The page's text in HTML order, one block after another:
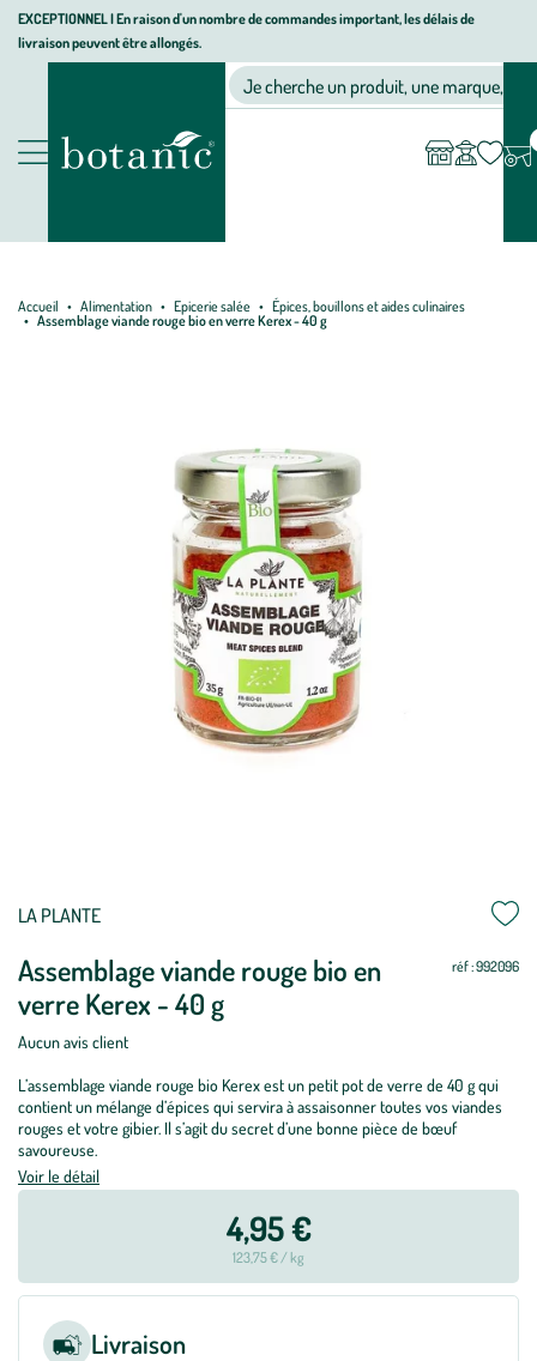
Aller
Aller
au
Aller
au
page
EXCEPTIONNEL I En raison d'un nombre de commandes important, les délais de
livraison peuvent être allongés.
Nos produits
Jardinerie écologique, animalerie, décoration, alimentation bio
Je cherche un produit, une marque, un
compte
Accueil Alimentation Epicerie salée
Épices, bouillons et aides culinaires
Assemblage viande rouge bio en verre Kerex - 40 g
LA PLANTE
Assemblage viande rouge bio en
verre Kerex - 40 g
réf : 992096
Aucun avis client
L’assemblage viande rouge bio Kerex est un petit pot de verre de 40 g qui
contient un mélange d’épices qui servira à assaisonner toutes vos viandes
rouges et votre gibier. Il s’agit du secret d’une bonne pièce de bœuf
savoureuse.
Voir le détail
4,95 €
123,75 € / kg
Livraison